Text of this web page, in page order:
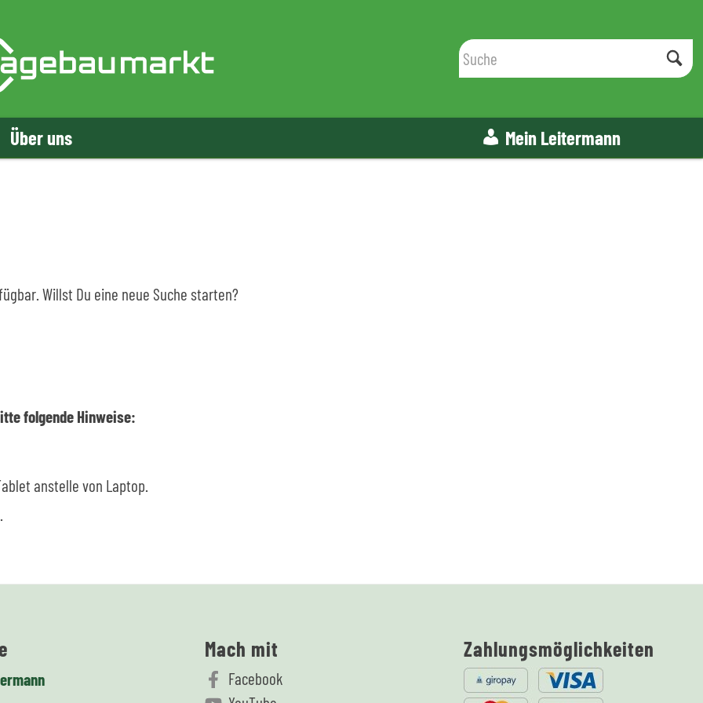
Über uns Mein Leitermann
Willst Du eine neue Suche starten?
folgende Hinweise:
anstelle von Laptop.
Mach mit
Facebook
Zahlungsmöglichkeiten